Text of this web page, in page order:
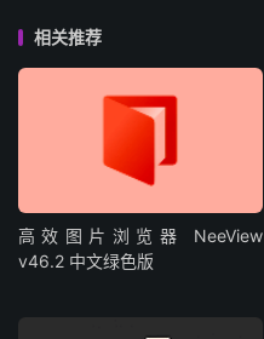
相关推荐
高效图片浏览器 NeeView
v46.2 中文绿色版